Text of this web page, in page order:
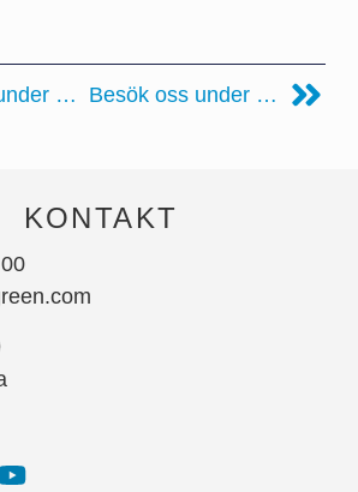
Besök oss under Nordbygg 2024 Besök oss under Livsmedelsproduktion & Foodtech 2024
KONTAKT